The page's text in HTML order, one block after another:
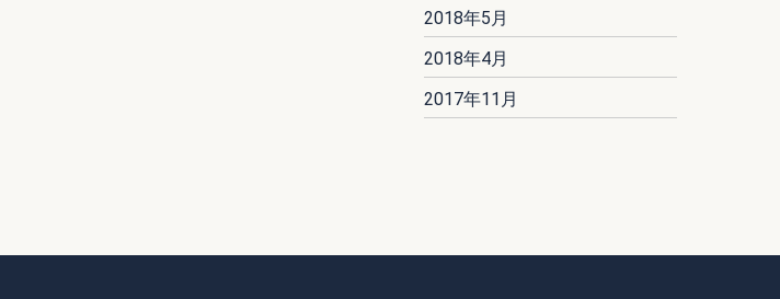
2018年5月
2018年4月
2017年11月